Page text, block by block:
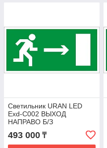
Светильник URAN LED
Exd-C002 ВЫХОД
НАПРАВО Б/З
493 000 ₸